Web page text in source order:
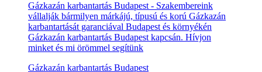
Gázkazán karbantartás Budapest - Szakembereink
vállalják bármilyen márkájú, típusú és korú Gázkazán
karbantartását garanciával Budapest és környékén
Gázkazán karbantartás Budapest kapcsán. Hívjon
minket és mi örömmel segítünk
Gázkazán karbantartás Budapest